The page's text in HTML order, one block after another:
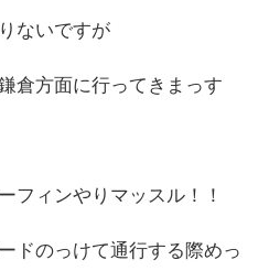
ないですが
倉方面に行ってきまっす
フィンやりマッスル！！
ドのっけて通行する際めっ